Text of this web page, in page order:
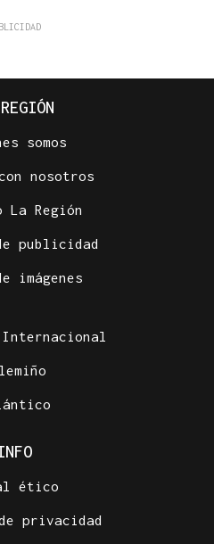
somos
nosotros
La Región
publicidad
imágenes
Internacional
ético
privacidad